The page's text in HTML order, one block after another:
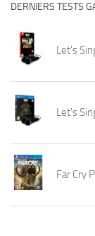
DERNIERS TESTS
Let's
Let's
Far Cry